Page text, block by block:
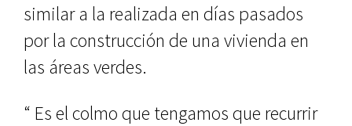
similar a la realizada en días pasados
por la construcción de una vivienda en
las áreas verdes.
“ Es el colmo que tengamos que recurrir